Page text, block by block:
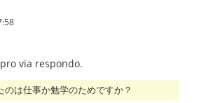
via respondo.
のは仕事か勉学のためですか？